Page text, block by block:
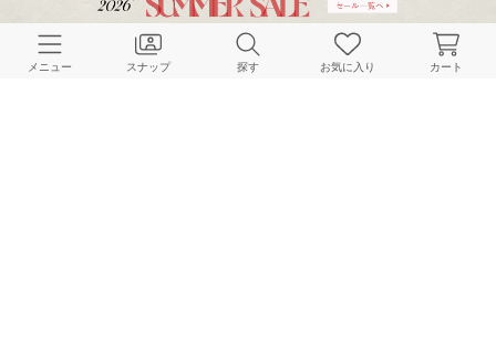
メニュー スナップ 探す お気に入り カート